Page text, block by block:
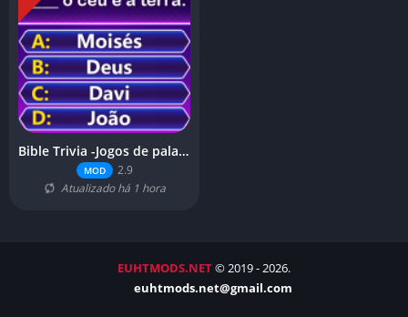
Bible Trivia -Jogos de palavra
MOD
2.9
Atualizado há 1 hora
EUHTMODS.NET© 2019 - 2026.
euhtmods.net@gmail.com